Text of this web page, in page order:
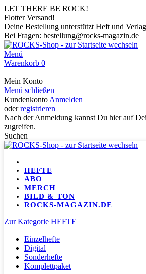
LET THERE BE ROCK!
Flotter Versand!
Deine Bestellung unterstützt Heft und
Bei Fragen: bestellung@rocks-magazin.de
Menü
Warenkorb 0
Mein Konto
Menü schließen
Kundenkonto Anmelden
oderregistrieren
Nach der Anmeldung kannst Du hier auf
zugreifen.
Suchen
HEFTE
ABO
MERCH
BILD & TON
ROCKS-MAGAZIN.DE
Zur Kategorie HEFTE
Einzelhefte
Digital
Sonderhefte
Komplettpaket